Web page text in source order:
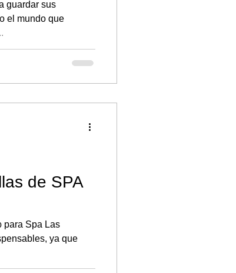
guardar sus
el mundo que
de SPA
para Spa Las
ya que